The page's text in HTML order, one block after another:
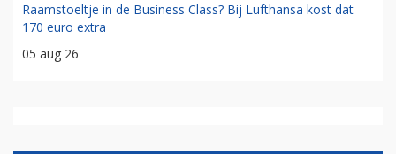
Raamstoeltje in de Business Class? Bij Lufthansa kost dat
170 euro extra
05 aug 26